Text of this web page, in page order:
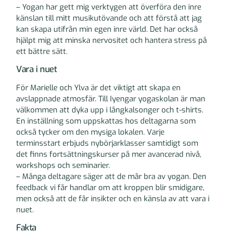
– Yogan har gett mig verktygen att överföra den inre
känslan till mitt musikutövande och att förstå att jag
kan skapa utifrån min egen inre värld. Det har också
hjälpt mig att minska nervositet och hantera stress på
ett bättre sätt.
Vara i nuet
För Marielle och Ylva är det viktigt att skapa en
avslappnade atmosfär. Till Iyengar yogaskolan är man
välkommen att dyka upp i långkalsonger och t-shirts.
En inställning som uppskattas hos deltagarna som
också tycker om den mysiga lokalen. Varje
terminsstart erbjuds nybörjarklasser samtidigt som
det finns fortsättningskurser på mer avancerad nivå,
workshops och seminarier.
– Många deltagare säger att de mår bra av yogan. Den
feedback vi får handlar om att kroppen blir smidigare,
men också att de får insikter och en känsla av att vara i
nuet.
Fakta